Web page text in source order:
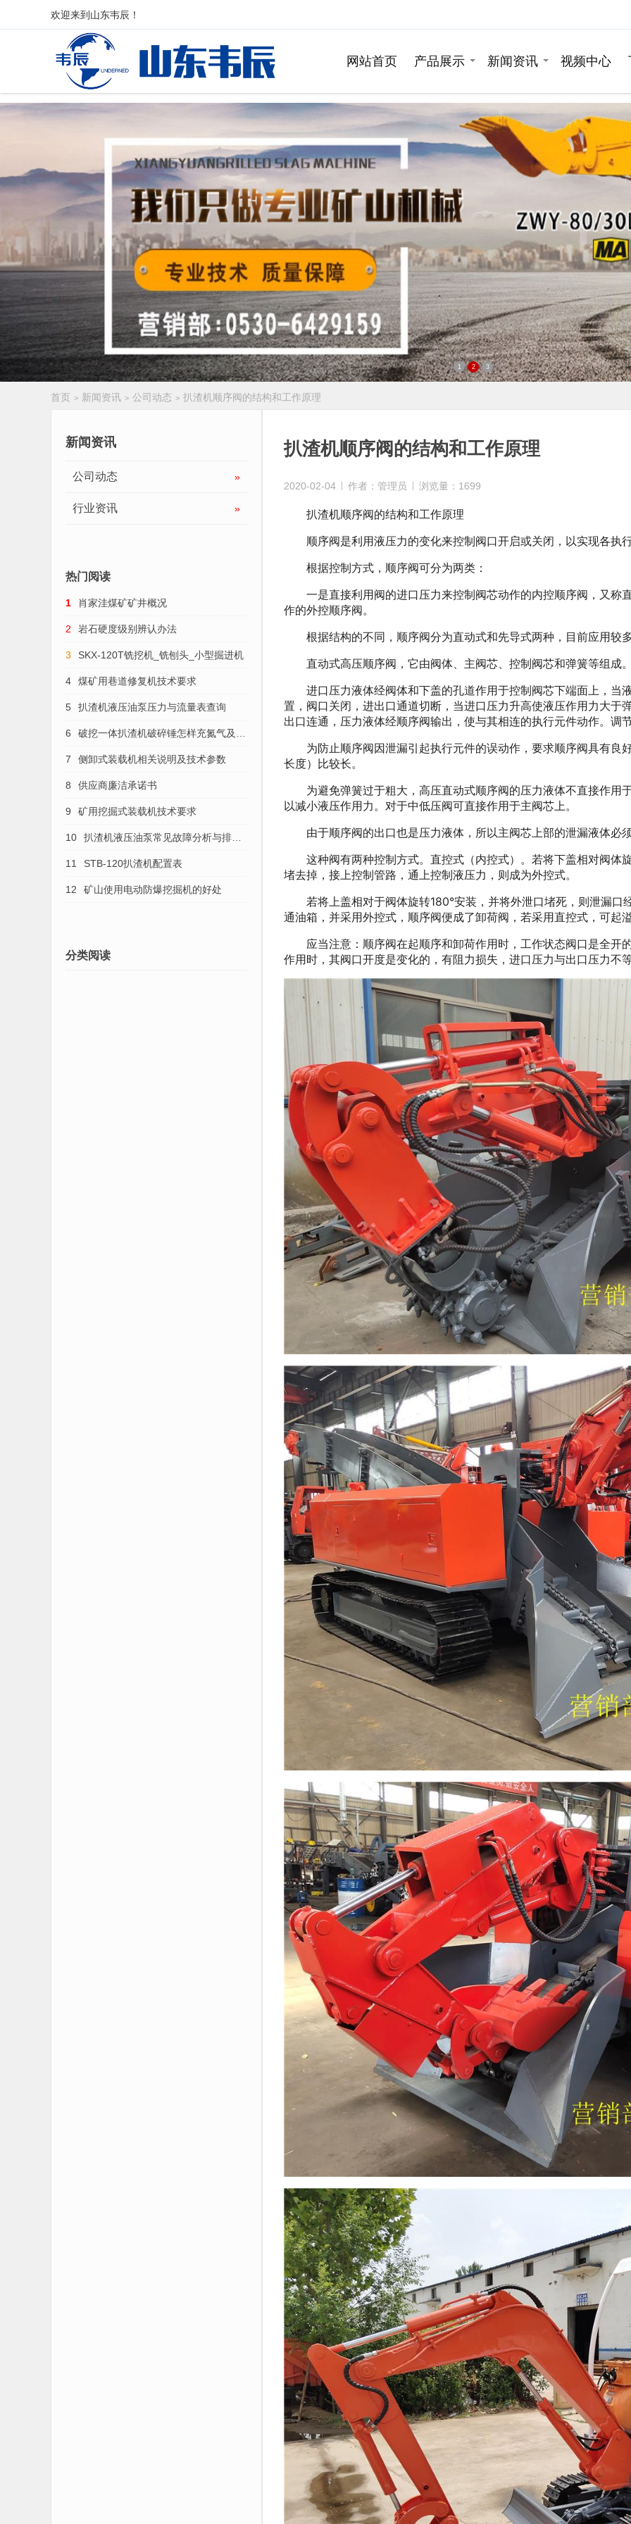
欢迎来到 山东韦辰 ！
网站首页 产品展示 新闻资讯 视频中心
1 2 3
首页 > 新闻资讯 > 公司动态 > 扒渣机顺序阀的结构和工作原理
扒渣机顺序阀的结构和工作原理
2020-02-04 作者：管理员 浏览量：1699
扒渣机顺序阀的结构和工作原理
顺序阀是利用液压力的变化来控制阀口开启或关闭，以实现各执
根据控制方式，顺序阀可分为两类：
一是直接利用阀的进口压力来控制阀芯动作的内控顺序阀，又称
作的外控顺序阀。
根据结构的不同，顺序阀分为直动式和先导式两种，目前应用较
直动式高压顺序阀，它由阀体、主阀芯、控制阀芯和弹簧等组成
进口压力液体经阀体和下盖的孔道作用于控制阀芯下端面上，当
置，阀口关闭，进出口通道切断，当进口压力升高使液压作用力大于
出口连通，压力液体经顺序阀输出，使与其相连的执行元件动作。调
为防止顺序阀因泄漏引起执行元件的误动作，要求顺序阀具有良
长度）比较长。
为避免弹簧过于粗大，高压直动式顺序阀的压力液体不直接作用
以减小液压作用力。对于中低压阀可直接作用于主阀芯上。
由于顺序阀的出口也是压力液体，所以主阀芯上部的泄漏液体必
这种阀有两种控制方式。直控式（内控式）。若将下盖相对阀体
堵去掉，接上控制管路，通上控制液压力，则成为外控式。
若将上盖相对于阀体旋转180°安装，并将外泄口堵死，则泄漏口
通油箱，并采用外控式，顺序阀便成了卸荷阀，若采用直控式，可起
应当注意：顺序阀在起顺序和卸荷作用时，工作状态阀口是全开
作用时，其阀口开度是变化的，有阻力损失，进口压力与出口压力不
新闻资讯
公司动态 »
行业资讯 »
热门阅读
1 肖家洼煤矿矿井概况
2 岩石硬度级别辨认办法
3 SKX-120T铣挖机_铣刨头_小型掘进机
4 煤矿用巷道修复机技术要求
5 扒渣机液压油泵压力与流量表查询
6 破挖一体扒渣机破碎锤怎样充氮气及保
养与维修
7 侧卸式装载机相关说明及技术参数
8 供应商廉洁承诺书
9 矿用挖掘式装载机技术要求
10 扒渣机液压油泵常见故障分析与排除
办法
11 STB-120扒渣机配置表
12 矿山使用电动防爆挖掘机的好处
分类阅读